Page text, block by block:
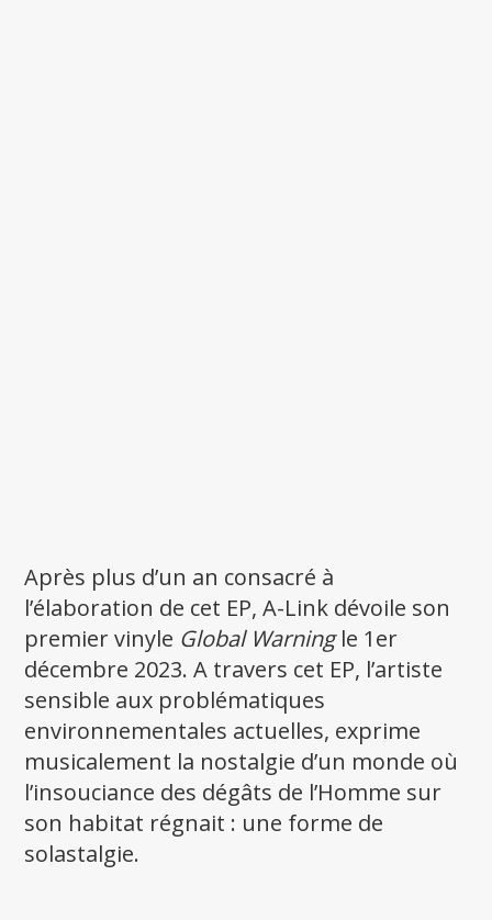
Après plus d’un an consacré à
l’élaboration de cet EP, A-Link dévoile son
premier vinyle Global Warningle 1er
décembre 2023. A travers cet EP, l’artiste
sensible aux problématiques
environnementales actuelles, exprime
musicalement la nostalgie d’un monde où
l’insouciance des dégâts de l’Homme sur
son habitat régnait : une forme de
solastalgie.